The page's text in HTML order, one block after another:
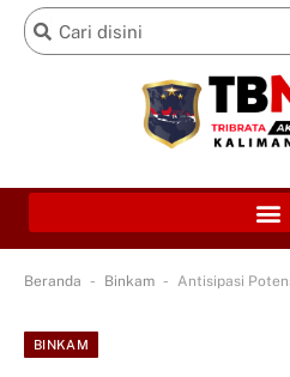
Beranda - Binkam - Antisipasi Potensi Gangguan
BINKAM